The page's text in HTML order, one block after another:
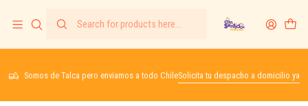
Somos de Talca pero enviamos a todo ChileSolicita tu despacho a domicilio ya